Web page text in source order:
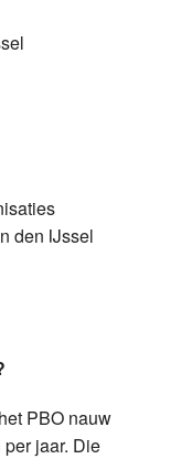
den IJssel
PBO nauw
jaar. Die